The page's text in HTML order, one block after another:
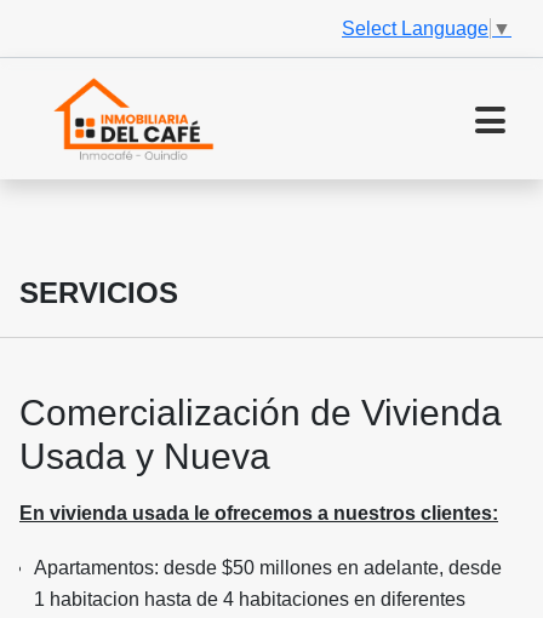
Select Language ▼
SERVICIOS
Comercialización de Vivienda
Usada y Nueva
En vivienda usada le ofrecemos a nuestros clientes:
Apartamentos: desde $50 millones en adelante, desde
1 habitacion hasta de 4 habitaciones en diferentes